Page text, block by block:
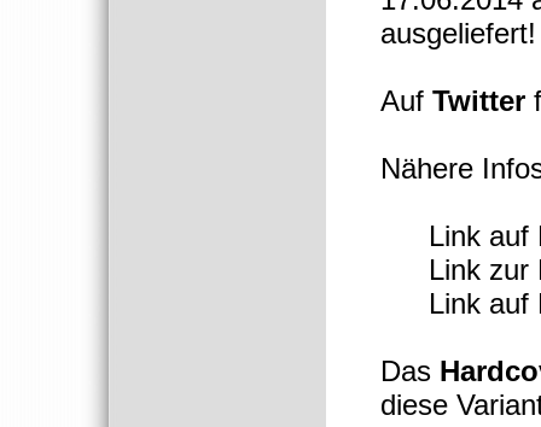
ausgeliefert!
Auf Twitter
Nähere
Link
Link zur
Link
Das
diese